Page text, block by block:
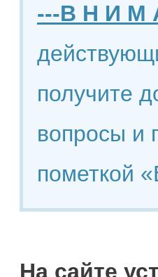
---В Н И М
получите
вопросы и
пометкой
На сайте